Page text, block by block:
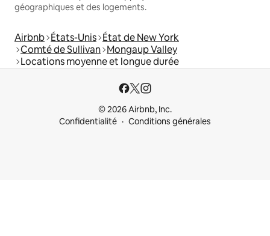
géographiques et des logements.
Airbnb États-Unis État de New York
Comté de Sullivan Mongaup Valley
Locations moyenne et longue durée
© 2026 Airbnb, Inc.
Confidentialité
Conditions générales